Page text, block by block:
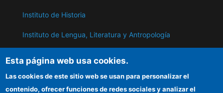
Instituto de Historia
Instituto de Lengua, Literatura y Antropología
Oriente Próximo
Esta página web usa cookies.
Las cookies de este sitio web se usan para personalizar el
contenido, ofrecer funciones de redes sociales y analizar el